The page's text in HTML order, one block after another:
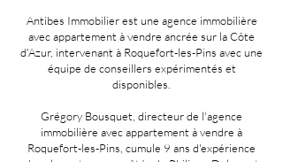
Antibes Immobilier est une agence immobilière
avec appartement à vendre ancrée sur la Côte
d'Azur, intervenant à Roquefort-les-Pins avec une
équipe de conseillers expérimentés et
disponibles.
Grégory Bousquet, directeur de l'agence
immobilière avec appartement à vendre à
Roquefort-les-Pins, cumule 9 ans d'expérience